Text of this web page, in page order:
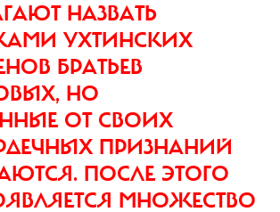
НАЗВАТЬ
УХТИНСКИХ
БРАТЬЕВ
НО
ОТ СВОИХ
ПРИЗНАНИЙ
ПОСЛЕ ЭТОГО
МНОЖЕСТВО